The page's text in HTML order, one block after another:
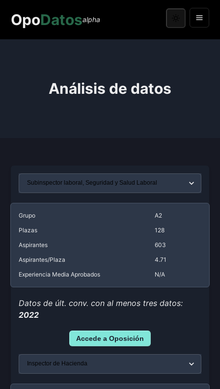
OpoDatosalpha
Análisis de datos
Grupo
A2
Plazas
128
Aspirantes
603
Aspirantes/Plaza
4.71
Experiencia Media Aprobados
N/A
Datos de últ. conv. con al menos tres datos:
2022
Accede a Oposición